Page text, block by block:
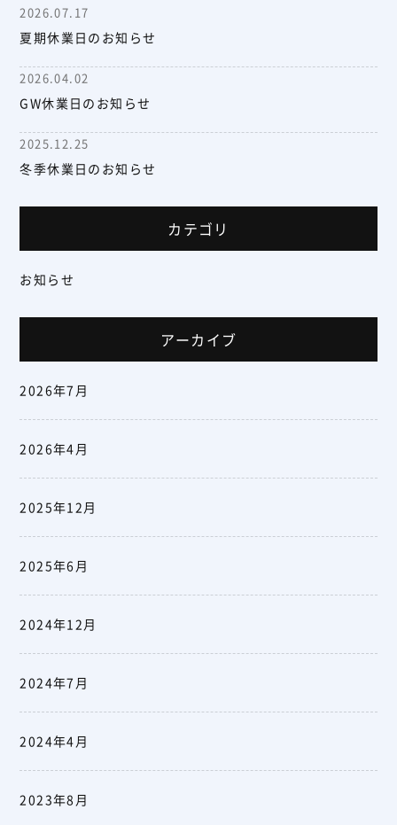
2026.07.17
夏期休業日のお知らせ
2026.04.02
GW休業日のお知らせ
2025.12.25
冬季休業日のお知らせ
カテゴリ
お知らせ
アーカイブ
2026年7月
2026年4月
2025年12月
2025年6月
2024年12月
2024年7月
2024年4月
2023年8月